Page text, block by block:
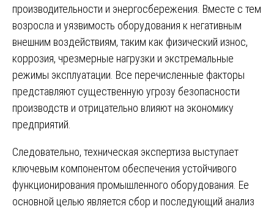
производительности и энергосбережения. Вместе с тем
возросла и уязвимость оборудования к негативным
внешним воздействиям, таким как физический износ,
коррозия, чрезмерные нагрузки и экстремальные
режимы эксплуатации. Все перечисленные факторы
представляют существенную угрозу безопасности
производств и отрицательно влияют на экономику
предприятий.
Следовательно, техническая экспертиза выступает
ключевым компонентом обеспечения устойчивого
функционирования промышленного оборудования. Ее
основной целью является сбор и последующий анализ